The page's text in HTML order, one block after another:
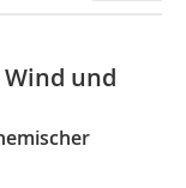
und